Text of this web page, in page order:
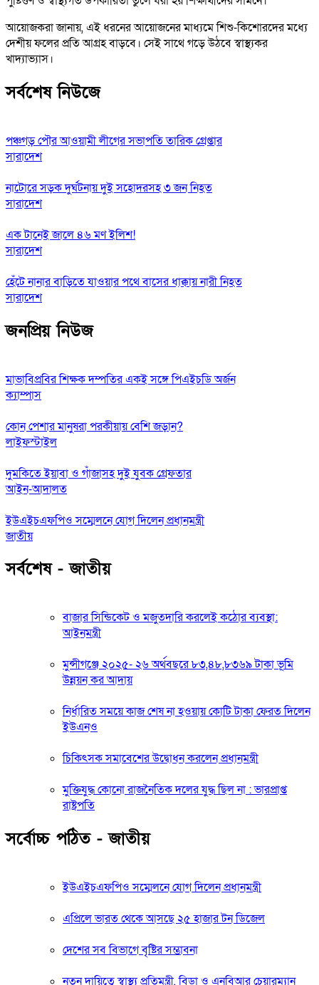
আয়োজকরা জানায়, এই ধরনের আয়োজনের মাধ্যমে শিশু-কিশোরদের মধ্যে
দেশীয় ফলের প্রতি আগ্রহ বাড়বে। সেই সাথে গড়ে উঠবে স্বাস্থ্যকর
খাদ্যাভ্যাস।
সর্বশেষ নিউজে
পঞ্চগড় পৌর আওয়ামী লীগের সভাপতি তারিক গ্রেপ্তার
সারাদেশ
নাটোরে সড়ক দুর্ঘটনায় দুই সহোদরসহ ৩ জন নিহত
সারাদেশ
এক টানেই জালে ৪৬ মণ ইলিশ!
সারাদেশ
হেঁটে নানার বাড়িতে যাওয়ার পথে বাসের ধাক্কায় নারী নিহত
সারাদেশ
জনপ্রিয় নিউজ
মাভাবিপ্রবির শিক্ষক দম্পতির একই সঙ্গে পিএইচডি অর্জন
ক্যাম্পাস
কোন পেশার মানুষরা পরকীয়ায় বেশি জড়ান?
লাইফস্টাইল
দুমকিতে ইয়াবা ও গাঁজাসহ দুই যুবক গ্রেফতার
আইন-আদালত
ইউএইচএফপিও সম্মেলনে যোগ দিলেন প্রধানমন্ত্রী
জাতীয়
সর্বশেষ - জাতীয়
বাজার সিন্ডিকেট ও মজুতদারি করলেই কঠোর ব্যবস্থা:
আইনমন্ত্রী
মুন্সীগঞ্জে ২০২৫- ২৬ অর্থবছরে ৮৩,৪৮,৮৩৬৯ টাকা ভূমি
উন্নয়ন কর আদায়
নির্ধারিত সময়ে কাজ শেষ না হওয়ায় কোটি টাকা ফেরত দিলেন
ইউএনও
চিকিৎসক সমাবেশের উদ্বোধন করলেন প্রধানমন্ত্রী
মুক্তিযুদ্ধ কোনো রাজনৈতিক দলের যুদ্ধ ছিল না : ভারপ্রাপ্ত
রাষ্ট্রপতি
সর্বোচ্চ পঠিত - জাতীয়
ইউএইচএফপিও সম্মেলনে যোগ দিলেন প্রধানমন্ত্রী
এপ্রিলে ভারত থেকে আসছে ২৫ হাজার টন ডিজেল
দেশের সব বিভাগে বৃষ্টির সম্ভাবনা
নতুন দায়িত্বে স্বাস্থ্য প্রতিমন্ত্রী, বিডা ও এনবিআর চেয়ারম্যান